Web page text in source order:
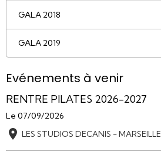
GALA 2018
GALA 2019
Evénements à venir
RENTRE PILATES 2026-2027
Le 07/09/2026
LES STUDIOS DECANIS - MARSEILLE